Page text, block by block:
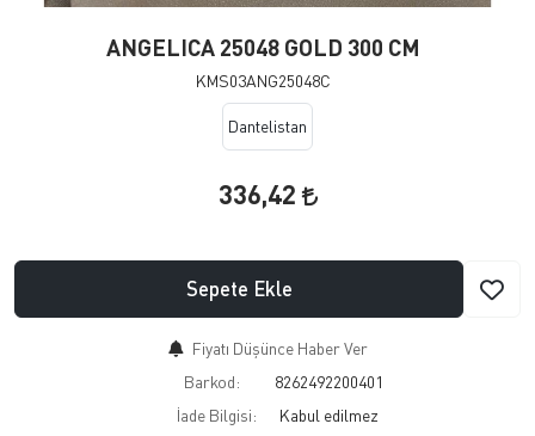
ANGELICA 25048 GOLD 300 CM
KMS03ANG25048C
Dantelistan
336,42
Sepete Ekle
Fiyatı Düşünce Haber Ver
Barkod:
8262492200401
İade Bilgisi: